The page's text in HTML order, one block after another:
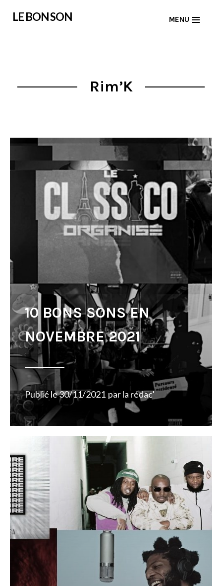
LE BON SON MENU
Rim’K
10 BONS SONS EN
NOVEMBRE 2021
Publié le30/11/2021 parla rédac'